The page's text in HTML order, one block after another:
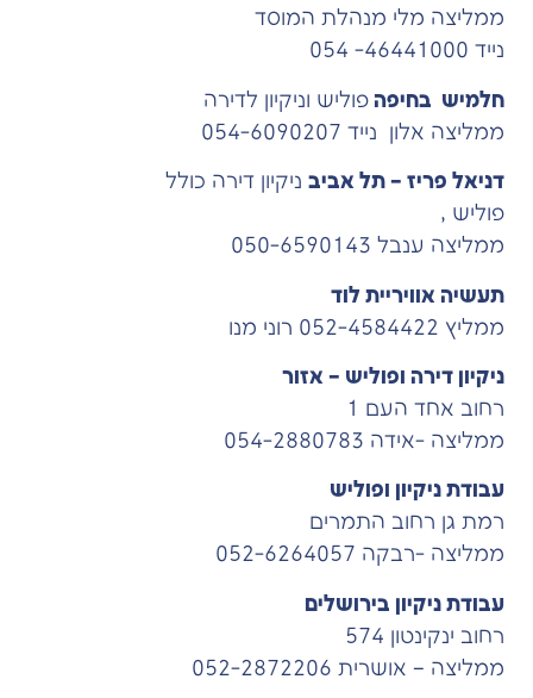
ממליצה מלי מנהלת המוסד
נייד 46441000- 054
חלמיש בחיפה פוליש וניקיון לדירה
ממליצה אלון נייד 054-6090207
דניאל פריז – תל אביב ניקיון דירה כולל
פוליש ,
ממליצה ענבל 050-6590143
תעשיה אוויריית לוד
ממליץ 052-4584422 רוני מנו
ניקיון דירה ופוליש – אזור
רחוב אחד העם 1
ממליצה -אידה 054-2880783
עבודת ניקיון ופוליש
רמת גן רחוב התמרים
ממליצה -רבקה 052-6264057
עבודת ניקיון בירושלים
רחוב ינקינטון 574
ממליצה – אושרית 052-2872206